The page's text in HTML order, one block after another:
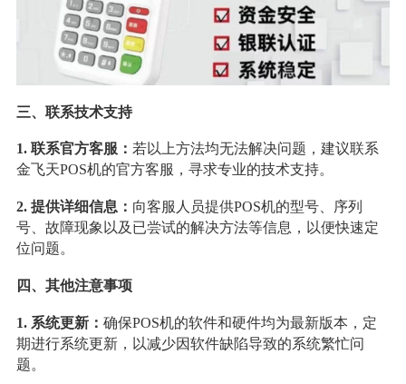
三、联系技术支持
1. 联系官方客服： 若以上方法均无法解决问题，建议联系
金飞天POS机的官方客服，寻求专业的技术支持。
2. 提供详细信息： 向客服人员提供POS机的型号、序列
号、故障现象以及已尝试的解决方法等信息，以便快速定
位问题。
四、其他注意事项
1. 系统更新： 确保POS机的软件和硬件均为最新版本，定
期进行系统更新，以减少因软件缺陷导致的系统繁忙问
题。